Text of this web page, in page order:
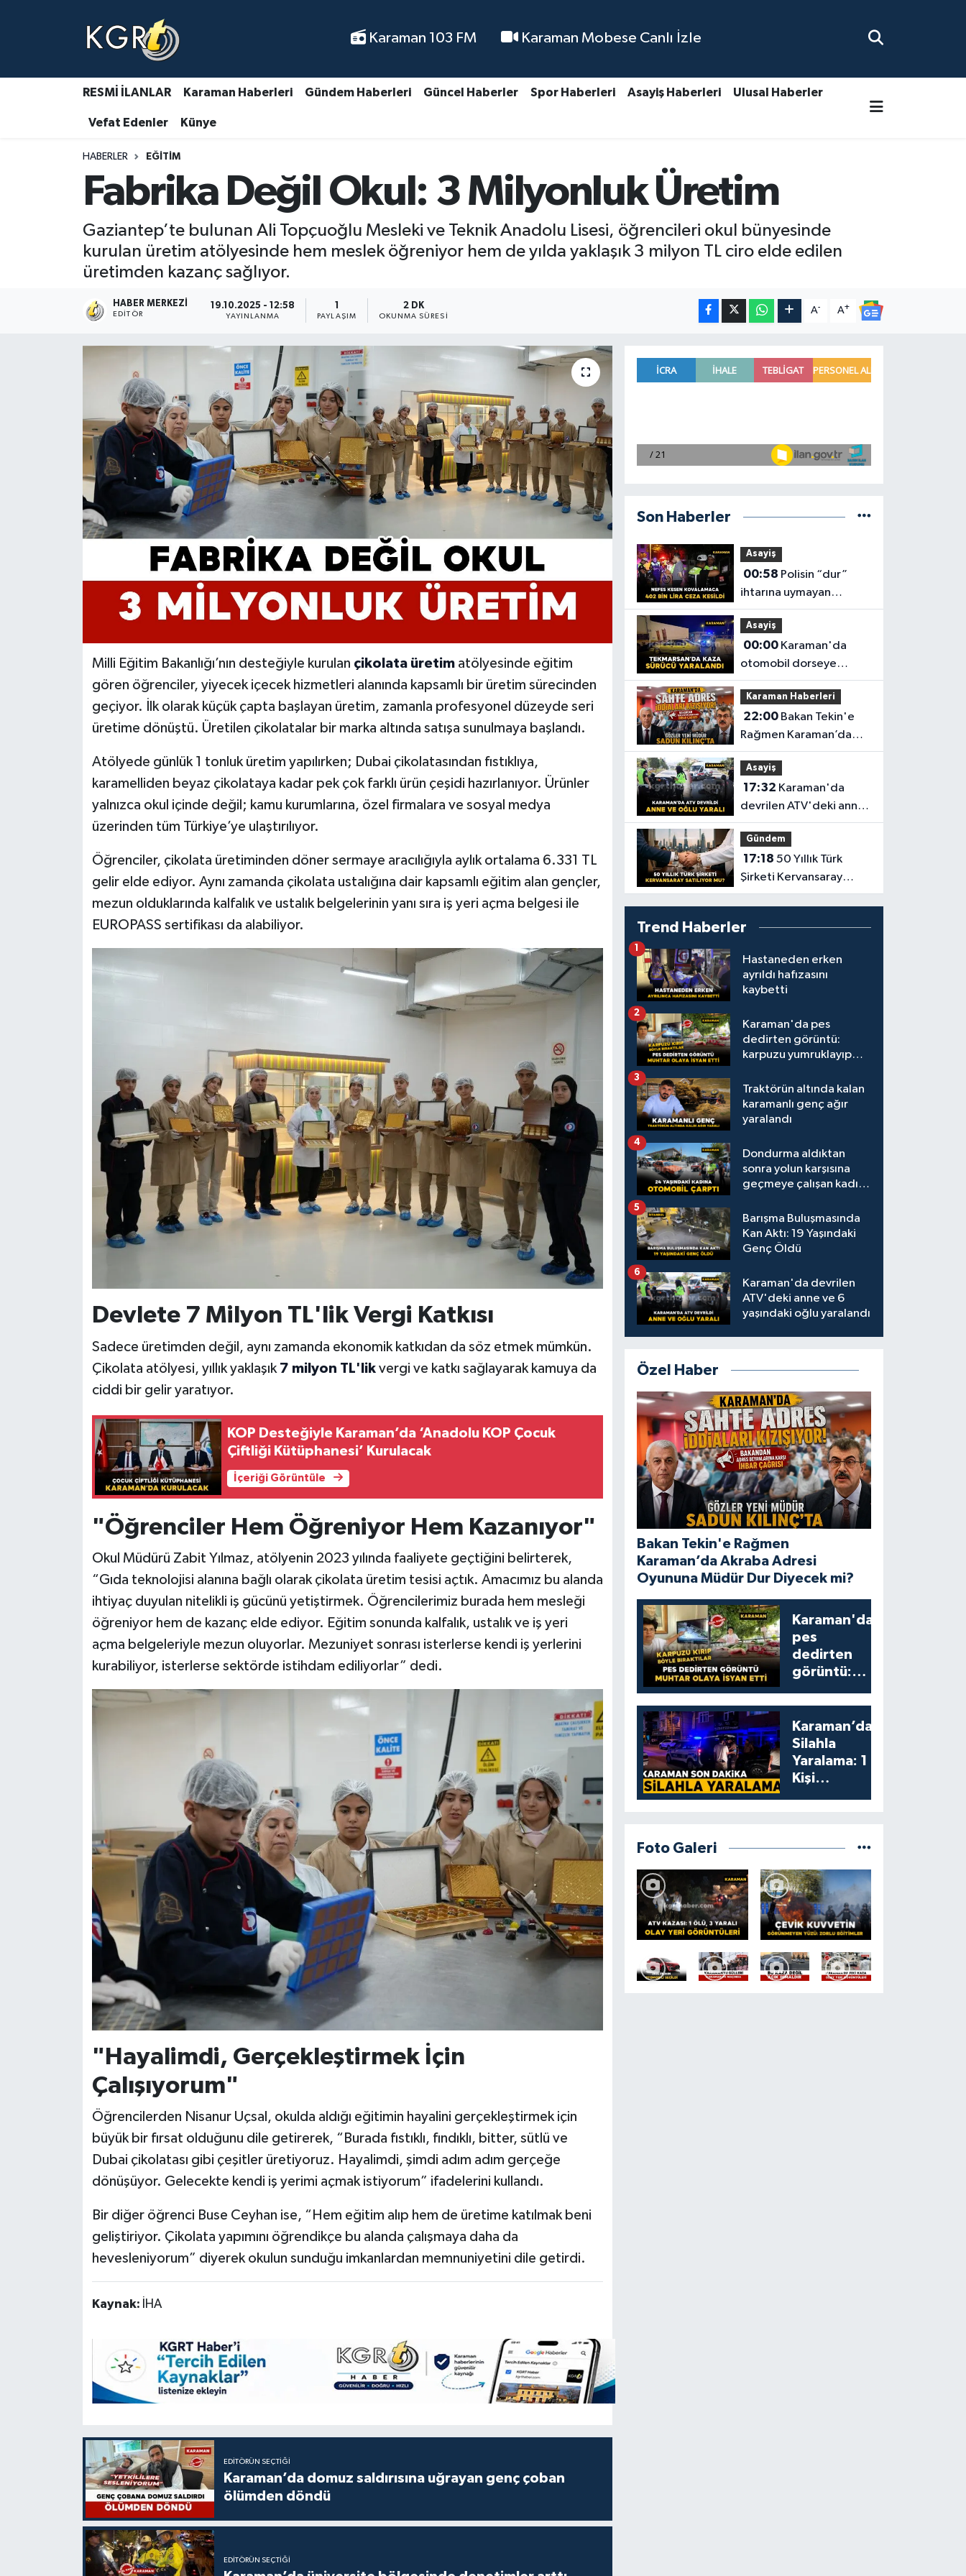
Karaman 103 FM Karaman Mobese Canlı İzle
RESMİ İLANLAR Karaman Haberleri Gündem Haberleri Güncel Haberler Spor Haberleri Asayiş Haberleri Ulusal Haberler
Vefat Edenler Künye
HABERLER EĞITIM
Fabrika Değil Okul: 3 Milyonluk Üretim
Gaziantep’te bulunan Ali Topçuoğlu Mesleki ve Teknik Anadolu Lisesi, öğrencileri okul bünyesinde
kurulan üretim atölyesinde hem meslek öğreniyor hem de yılda yaklaşık 3 milyon TL ciro elde edilen
üretimden kazanç sağlıyor.
HABER MERKEZI
EDITÖR
19.10.2025 - 12:58
YAYINLANMA
1
PAYLAŞIM
2 DK
OKUNMA SÜRESI
A- A+
Milli Eğitim Bakanlığı’nın desteğiyle kurulan çikolata üretimatölyesinde eğitim
gören öğrenciler, yiyecek içecek hizmetleri alanında kapsamlı bir üretim sürecinden
geçiyor. İlk olarak küçük çapta başlayan üretim, zamanla profesyonel düzeyde seri
üretime dönüştü. Üretilen çikolatalar bir marka altında satışa sunulmaya başlandı.
Atölyede günlük 1 tonluk üretim yapılırken; Dubai çikolatasından fıstıklıya,
karamelliden beyaz çikolataya kadar pek çok farklı ürün çeşidi hazırlanıyor. Ürünler
yalnızca okul içinde değil; kamu kurumlarına, özel firmalara ve sosyal medya
üzerinden tüm Türkiye’ye ulaştırılıyor.
Öğrenciler, çikolata üretiminden döner sermaye aracılığıyla aylık ortalama 6.331 TL
gelir elde ediyor. Aynı zamanda çikolata ustalığına dair kapsamlı eğitim alan gençler,
mezun olduklarında kalfalık ve ustalık belgelerinin yanı sıra iş yeri açma belgesi ile
EUROPASS sertifikası da alabiliyor.
Devlete 7 Milyon TL'lik Vergi Katkısı
Sadece üretimden değil, aynı zamanda ekonomik katkıdan da söz etmek mümkün.
Çikolata atölyesi, yıllık yaklaşık 7 milyon TL'likvergi ve katkı sağlayarak kamuya da
ciddi bir gelir yaratıyor.
KOP Desteğiyle Karaman’da ‘Anadolu KOP Çocuk
Çiftliği Kütüphanesi’ Kurulacak
İçeriği Görüntüle
"Öğrenciler Hem Öğreniyor Hem Kazanıyor"
Okul Müdürü Zabit Yılmaz, atölyenin 2023 yılında faaliyete geçtiğini belirterek,
“Gıda teknolojisi alanına bağlı olarak çikolata üretim tesisi açtık. Amacımız bu alanda
ihtiyaç duyulan nitelikli iş gücünü yetiştirmek. Öğrencilerimiz burada hem mesleği
öğreniyor hem de kazanç elde ediyor. Eğitim sonunda kalfalık, ustalık ve iş yeri
açma belgeleriyle mezun oluyorlar. Mezuniyet sonrası isterlerse kendi iş yerlerini
kurabiliyor, isterlerse sektörde istihdam ediliyorlar” dedi.
"Hayalimdi, Gerçekleştirmek İçin
Çalışıyorum"
Öğrencilerden Nisanur Uçsal, okulda aldığı eğitimin hayalini gerçekleştirmek için
büyük bir fırsat olduğunu dile getirerek, “Burada fıstıklı, fındıklı, bitter, sütlü ve
Dubai çikolatası gibi çeşitler üretiyoruz. Hayalimdi, şimdi adım adım gerçeğe
dönüşüyor. Gelecekte kendi iş yerimi açmak istiyorum” ifadelerini kullandı.
Bir diğer öğrenci Buse Ceyhan ise, “Hem eğitim alıp hem de üretime katılmak beni
geliştiriyor. Çikolata yapımını öğrendikçe bu alanda çalışmaya daha da
hevesleniyorum” diyerek okulun sunduğu imkanlardan memnuniyetini dile getirdi.
Kaynak: İHA
EDITÖRÜN SEÇTIĞI
Karaman’da domuz saldırısına uğrayan genç çoban
ölümden döndü
EDITÖRÜN SEÇTIĞI
Son Haberler
Asayiş
00:58
ihtarına uymayan
motosiklet sürücüsüne
402 bin lira ceza kesildi
Asayiş
00:00Karaman'da
otomobil dorseye
çarptı: 1 yaralı
Karaman Haberleri
22:00Bakan Tekin'e
Rağmen Karaman’da
Akraba Adresi Oyununa
Müdür Dur Diyecek mi?
Asayiş
17:32
devrilen ATV'deki anne
ve 6 yaşındaki oğlu
yaralandı
Gündem
17:18
Şirketi Kervansaray
Satılıyor mu?
Trend Haberler
Hastaneden erken
ayrıldı hafızasını
kaybetti
1
Karaman'da pes
dedirten görüntü:
karpuzu yumruklayıp
kamelyada bıraktılar
2
Traktörün altında kalan
karamanlı genç ağır
yaralandı
3
Dondurma aldıktan
sonra yolun karşısına
geçmeye çalışan kadına
4
Barışma Buluşmasında
Kan Aktı: 19 Yaşındaki
Genç Öldü
5
Karaman'da devrilen
ATV'deki anne ve 6
yaşındaki oğlu yaralandı
6
Özel Haber
Bakan Tekin'e Rağmen
Karaman’da Akraba Adresi
Oyununa Müdür Dur Diyecek mi?
Karaman'da
pes
dedirten
görüntü:
yumruklayıp
yediler,
artıklarını
kamelyada
bıraktılar
Karaman’da
Silahla
Yaralama: 1
Kişi
Foto Galeri
Karaman Haberleri
Gündem Haberleri
Güncel Haberler
Asayiş Haberleri
Ulusal Haberler
Vefat Edenler